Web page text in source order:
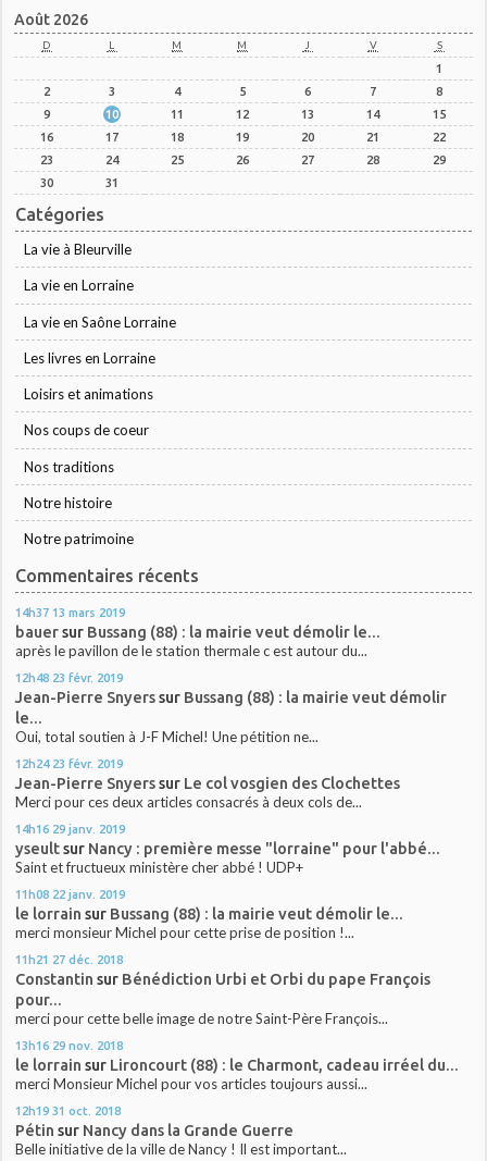
Août 2026
D L M M J V S
1
2
3 4 5 6 7
8
9
10 11 12 13 14
15
16
17 18 19 20 21
22
23
24 25 26 27 28
29
30
31
Catégories
La vie à Bleurville
La vie en Lorraine
La vie en Saône Lorraine
Les livres en Lorraine
Loisirs et animations
Nos coups de coeur
Nos traditions
Notre histoire
Notre patrimoine
Commentaires récents
14h37 13 mars 2019
bauersur Bussang (88) : la mairie veut démolir le...
après le pavillon de le station thermale c est autour du...
12h48 23 févr. 2019
Jean-Pierre Snyerssur Bussang (88) : la mairie veut démolir
le...
Oui, total soutien à J-F Michel! Une pétition ne...
12h24 23 févr. 2019
Jean-Pierre Snyerssur Le col vosgien des Clochettes
Merci pour ces deux articles consacrés à deux cols de...
14h16 29 janv. 2019
yseultsur Nancy : première messe "lorraine" pour l'abbé...
Saint et fructueux ministère cher abbé ! UDP+
11h08 22 janv. 2019
le lorrain sur Bussang (88) : la mairie veut démolir le...
merci monsieur Michel pour cette prise de position !...
11h21 27 déc. 2018
Constantin sur Bénédiction Urbi et Orbi du pape François
pour...
merci pour cette belle image de notre Saint-Père François...
13h16 29 nov. 2018
le lorrain sur Lironcourt (88) : le Charmont, cadeau irréel du...
merci Monsieur Michel pour vos articles toujours aussi...
12h19 31 oct. 2018
Pétin sur Nancy dans la Grande Guerre
Belle initiative de la ville de Nancy ! Il est important...